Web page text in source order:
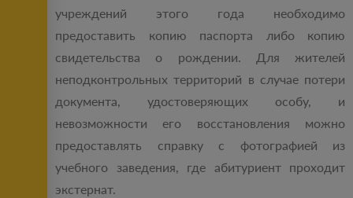
учреждений этого года необходимо
предоставить копию паспорта либо копию
свидетельства о рождении. Для жителей
неподконтрольных территорий в случае потери
документа, удостоверяющих особу, и
невозможности его восстановления можно
предоставлять справку с фотографией из
учебного заведения, где абитуриент проходит
экстернат.